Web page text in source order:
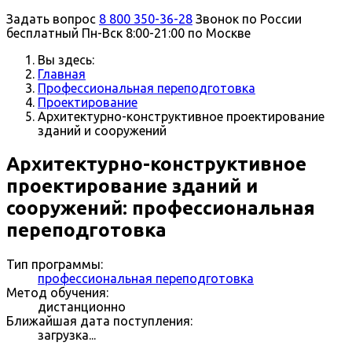
Задать вопрос 8 800 350-36-28 Звонок по России
бесплатный Пн-Вск 8:00-21:00 по Москве
Вы здесь:
Главная
Профессиональная переподготовка
Проектирование
Архитектурно-конструктивное проектирование
зданий и сооружений
Архитектурно-конструктивное
проектирование зданий и
сооружений: профессиональная
переподготовка
Тип программы:
профессиональная переподготовка
Метод обучения:
дистанционно
Ближайшая дата поступления:
загрузка...